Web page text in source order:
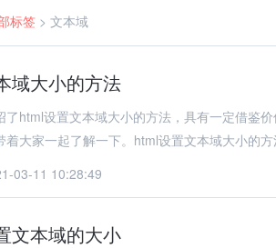
标签 > 文本域
域大小的方法
了html设置文本域大小的方法，具有一定借鉴
着大家一起了解一下。html设置文本域大小的
03-11 10:28:49
文本域的大小